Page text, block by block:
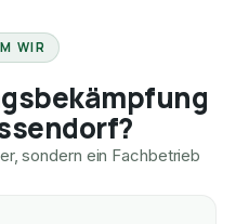
WIR
sondern ein Fachbetrieb